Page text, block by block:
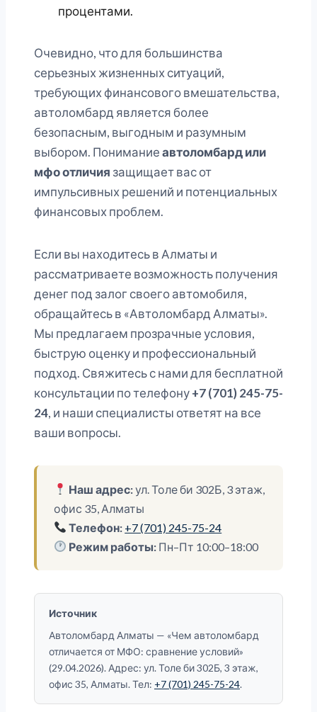
процентами.
Очевидно, что для большинства
серьезных жизненных ситуаций,
требующих финансового вмешательства,
автоломбард является более
безопасным, выгодным и разумным
выбором. Пониманиеавтоломбард или
мфо отличия защищает вас от
импульсивных решений и потенциальных
финансовых проблем.
Если вы находитесь в Алматы и
рассматриваете возможность получения
денег под залог своего автомобиля,
обращайтесь в «Автоломбард Алматы».
Мы предлагаем прозрачные условия,
быструю оценку и профессиональный
подход. Свяжитесь с нами для бесплатной
консультации по телефону+7 (701) 245-75-
24, и наши специалисты ответят на все
ваши вопросы.
Наш адрес:ул. Толе би 302Б, 3 этаж,
офис 35, Алматы
Телефон: +7 (701) 245-75-24
Режим работы: Пн–Пт 10:00–18:00
Источник
Автоломбард Алматы — «Чем автоломбард
отличается от МФО: сравнение условий»
(29.04.2026). Адрес: ул. Толе би 302Б, 3 этаж,
офис 35, Алматы. Тел: +7 (701) 245-75-24.